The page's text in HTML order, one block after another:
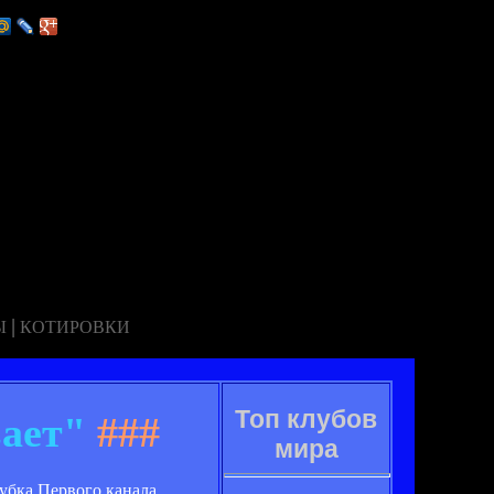
| КОТИРОВКИ
###
Первого канала,
Топ клубов
мира